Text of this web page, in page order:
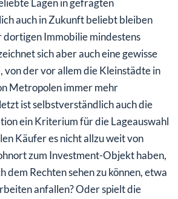
Lagen in gefragten
auch in Zukunft beliebt bleiben
dortigen Immobilie mindestens
sich aber auch eine gewisse
der vor allem die Kleinstädte in
Metropolen immer mehr
ist selbstverständlich auch die
ein Kriterium für die Lageauswahl
Käufer es nicht allzu weit von
zum Investment-Objekt haben,
dem Rechten sehen zu können, etwa
anfallen? Oder spielt die